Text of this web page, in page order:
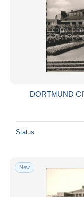
DORTMUND
Status
New